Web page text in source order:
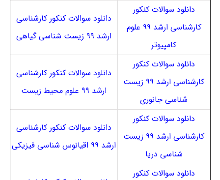
دانلود سوالات کنکور
کارشناسی ارشد ۹۹ علوم
کامپیوتر
دانلود سوالات کنکور کارشناسی
ارشد ۹۹ زیست شناسی گیاهی
دانلود سوالات کنکور
کارشناسی ارشد ۹۹ زیست
شناسی جانوری
دانلود سوالات کنکور کارشناسی
ارشد ۹۹ علوم محیط زیست
دانلود سوالات کنکور
کارشناسی ارشد ۹۹ زیست
شناسی دریا
دانلود سوالات کنکور کارشناسی
ارشد ۹۹ اقیانوس شناسی فیزیکی
دانلود سوالات کنکور